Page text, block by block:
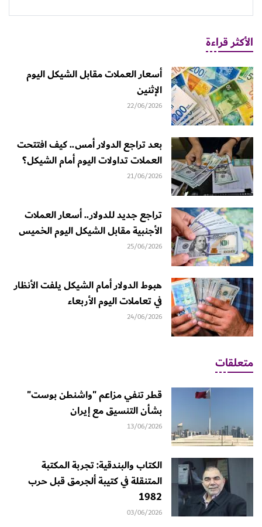
الأكثر قراءة
أسعار العملات مقابل الشيكل اليوم
الإثنين
22/06/2026
بعد تراجع الدولار أمس.. كيف افتتحت
العملات تداولات اليوم أمام الشيكل؟
21/06/2026
تراجع جديد للدولار.. أسعار العملات
الأجنبية مقابل الشيكل اليوم الخميس
25/06/2026
هبوط الدولار أمام الشيكل يلفت الأنظار
في تعاملات اليوم الأربعاء
24/06/2026
متعلقات
قطر تنفي مزاعم "واشنطن بوست"
بشأن التنسيق مع إيران
13/06/2026
الكتاب والبندقية: تجربة المكتبة
المتنقلة في كتيبة ألجرمق قبل حرب
1982
03/06/2026